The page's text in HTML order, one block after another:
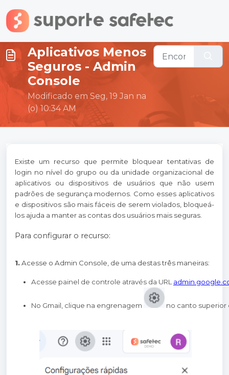
Ir para o conteúdo principal
Aplicativos Menos
Seguros - Admin
Console
Modificado em Seg, 19 Jan na
(o) 10:34 AM
Existe um recurso que permite bloquear tentativas de
login no nível do grupo ou da unidade organizacional de
aplicativos ou dispositivos de usuários que não usem
padrões de segurança modernos. Como esses aplicativos
e dispositivos são mais fáceis de serem violados, bloqueá-
los ajuda a manter as contas dos usuários mais seguras.
Para configurar o recurso:
1. Acesse o Admin Console, de uma destas três maneiras:
Acesse painel de controle através da URL
No Gmail, clique na engrenagem no canto superior